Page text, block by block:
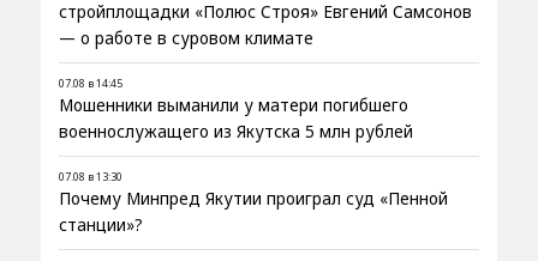
стройплощадки «Полюс Строя» Евгений Самсонов
— о работе в суровом климате
07.08 в 14:45
Мошенники выманили у матери погибшего
военнослужащего из Якутска 5 млн рублей
07.08 в 13:30
Почему Минпред Якутии проиграл суд «Пенной
станции»?